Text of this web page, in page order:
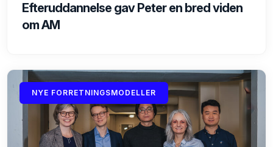
Efteruddannelse gav Peter en bred viden
om AM
NYE FORRETNINGSMODELLER